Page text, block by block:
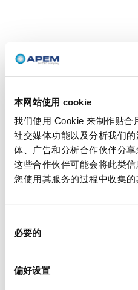
本网站使用 cookie
我们使用 Cookie 来制作贴合
社交媒体功能以及分析我们
体、广告和分析合作伙伴分
这些合作伙伴可能会将此类
您使用其服务的过程中收集的
必要的
偏好设置